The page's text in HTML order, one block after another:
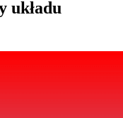
układu